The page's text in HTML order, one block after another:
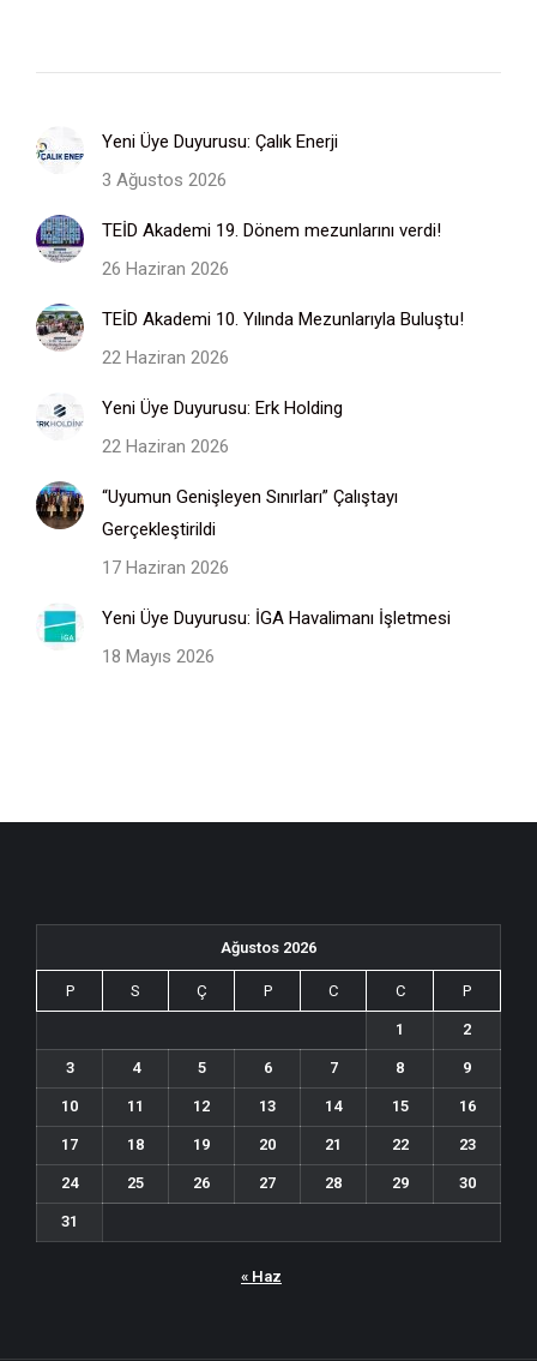
Yeni Üye Duyurusu: Çalık Enerji
3 Ağustos 2026
TEİD Akademi 19. Dönem mezunlarını verdi!
26 Haziran 2026
TEİD Akademi 10. Yılında Mezunlarıyla Buluştu!
22 Haziran 2026
Yeni Üye Duyurusu: Erk Holding
22 Haziran 2026
“Uyumun Genişleyen Sınırları” Çalıştayı
Gerçekleştirildi
17 Haziran 2026
Yeni Üye Duyurusu: İGA Havalimanı İşletmesi
18 Mayıs 2026
Ağustos 2026
P S Ç P C C P
1 2
3 4 5 6 7 8 9
10 11 12 13 14 15 16
17 18 19 20 21 22 23
24 25 26 27 28 29 30
31
« Haz